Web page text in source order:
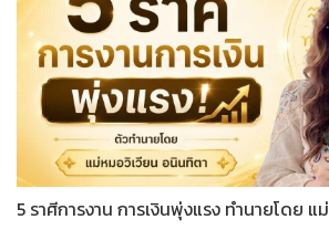
5 ราศีการงาน การเงินพุ่งแรง ทำนายโดย